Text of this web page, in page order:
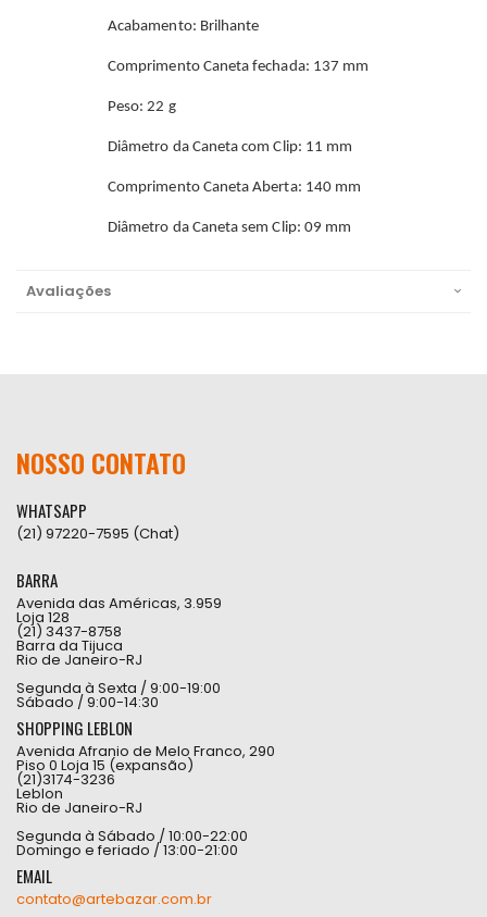
Acabamento: Brilhante
Comprimento Caneta fechada: 137 mm
Peso: 22 g
Diâmetro da Caneta com Clip: 11 mm
Comprimento Caneta Aberta: 140 mm
Diâmetro da Caneta sem Clip: 09 mm
Avaliações
NOSSO CONTATO
WHATSAPP
(21) 97220-7595 (Chat)
BARRA
Avenida das Américas, 3.959
Loja 128
(21) 3437-8758
Barra da Tijuca
Rio de Janeiro-RJ
Segunda à Sexta / 9:00-19:00
Sábado / 9:00-14:30
SHOPPING LEBLON
Avenida Afranio de Melo Franco, 290
Piso 0 Loja 15 (expansão)
(21)3174-3236
Leblon
Rio de Janeiro-RJ
Segunda à Sábado / 10:00-22:00
Domingo e feriado / 13:00-21:00
EMAIL
contato@artebazar.com.br